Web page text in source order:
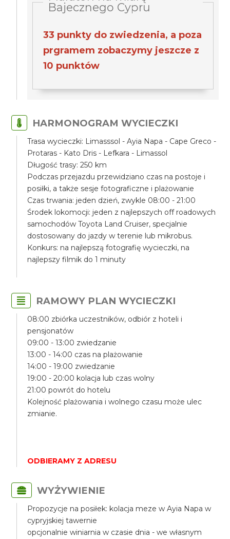
Bajecznego Cypru
33 punkty do zwiedzenia, a poza
prgramem zobaczymy jeszcze z
10 punktów
HARMONOGRAM WYCIECZKI
Trasa wycieczki: Limasssol - Ayia Napa - Cape Greco -
Protaras - Kato Dris - Lefkara - Limassol
Długość trasy: 250 km
Podczas przejazdu przewidziano czas na postoje i
posiłki, a także sesje fotograficzne i plażowanie
Czas trwania: jeden dzień, zwykle 08:00 - 21:00
Środek lokomocji: jeden z najlepszych off roadowych
samochodów Toyota Land Cruiser, specjalnie
dostosowany do jazdy w terenie lub mikrobus.
Konkurs: na najlepszą fotografię wycieczki, na
najlepszy filmik do 1 minuty
RAMOWY PLAN WYCIECZKI
08:00 zbiórka uczestników, odbiór z hoteli i
pensjonatów
09:00 - 13:00 zwiedzanie
13:00 - 14:00 czas na plażowanie
14:00 - 19:00 zwiedzanie
19:00 - 20:00 kolacja lub czas wolny
21:00 powrót do hotelu
Kolejność plażowania i wolnego czasu może ulec
zmianie.
ODBIERAMY Z ADRESU
WYŻYWIENIE
Propozycje na posiłek: kolacja meze w Ayia Napa w
cypryjskiej tawernie
opcjonalnie winiarnia w czasie dnia - we własnym